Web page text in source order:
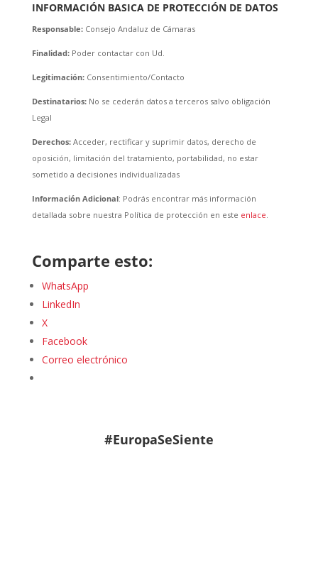
INFORMACIÓN BASICA DE PROTECCIÓN DE DATOS
Responsable: Consejo Andaluz de Cámaras
Finalidad: Poder contactar con Ud.
Legitimación: Consentimiento/Contacto
Destinatarios: No se cederán datos a terceros salvo obligación
Legal
Derechos: Acceder, rectificar y suprimir datos, derecho de
oposición, limitación del tratamiento, portabilidad, no estar
sometido a decisiones individualizadas
Información Adicional: Podrás encontrar más información
detallada sobre nuestra Política de protección en este enlace.
Comparte esto:
WhatsApp
LinkedIn
X
Facebook
Correo electrónico
#EuropaSeSiente